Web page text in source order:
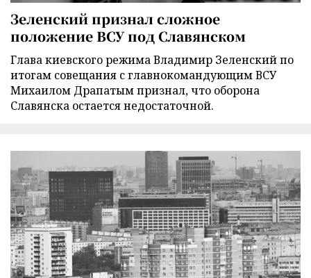
Зеленский признал сложное
положение ВСУ под Славянском
Глава киевского режима Владимир Зеленский по
итогам совещания с главнокомандующим ВСУ
Михаилом Драпатым признал, что оборона
Славянска остается недостаточной.